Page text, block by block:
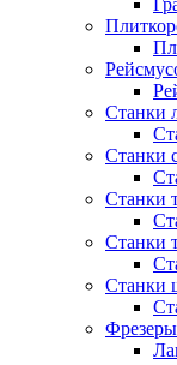
Станки
Станки
Станки
Станки
Станки
Фрезеры